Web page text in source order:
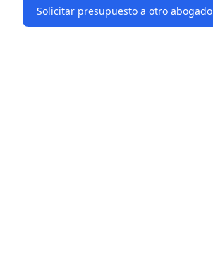
Solicitar presupuesto a otro abogado